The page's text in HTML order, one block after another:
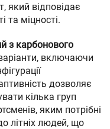
який відповідає
та міцності.
з карбонового
включаючи
дозволяє
кілька груп
яким потрібні
літніх людей, що